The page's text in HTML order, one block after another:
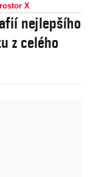
snad
anorexii
Lidi
vás
X
nejlepšího
z celého